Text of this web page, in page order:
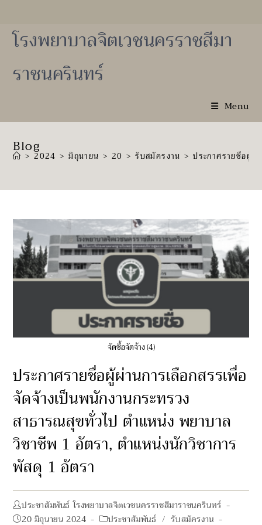
contentโรงพยาบาลจิตเวชนครราชสีมา
ราชนครินทร์
Menu
Blog
> 2024 > มิถุนายน > 20 > รับสมัครงาน > ประกาศรายชื่อผู้ผ่
จัดซื้อจัดจ้าง (4)
ประกาศรายชื่อผู้ผ่านการเลือกสรรเพื่อ
จัดจ้างเป็นพนักงานกระทรวง
สาธารณสุขทั่วไป ตำแหน่ง พยาบาล
วิชาชีพ 1 อัตรา, ตำแหน่งนักวิชาการ
พัสดุ 1 อัตรา
Post
author:
ประชาสัมพันธ์ โรงพยาบาลจิตเวชนครราชสีมาราชนครินทร์
Post20 มิถุนายน 2024 Postประชาสัมพันธ์ / รับสมัครงาน